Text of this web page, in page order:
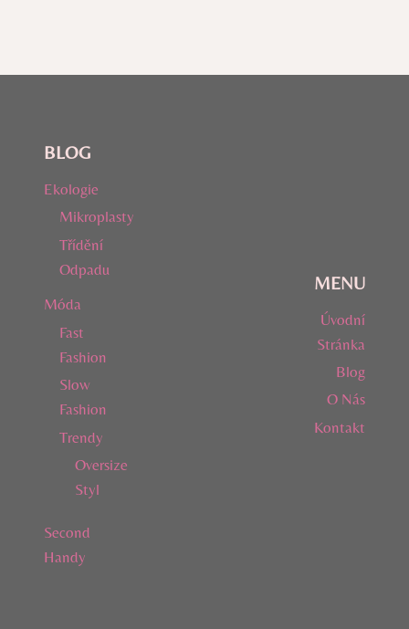
BLOG
Ekologie
Mikroplasty
Třídění
Odpadu
Móda
Fast
Fashion
Slow
Fashion
Trendy
Oversize
Styl
Second
Handy
MENU
Úvodní
Stránka
Blog
O Nás
Kontakt